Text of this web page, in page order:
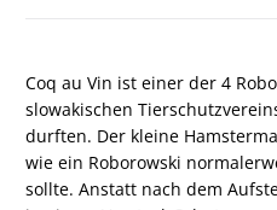
Coq au Vin ist einer der 4
slowakischen
durften. Der kleine
wie ein Roborowski
sollte. Anstatt nach dem